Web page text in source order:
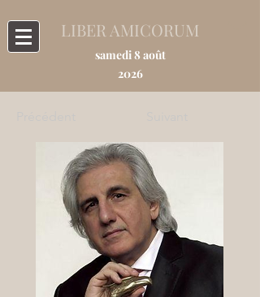
LIBER AMICORUM
samedi 8 août
2026